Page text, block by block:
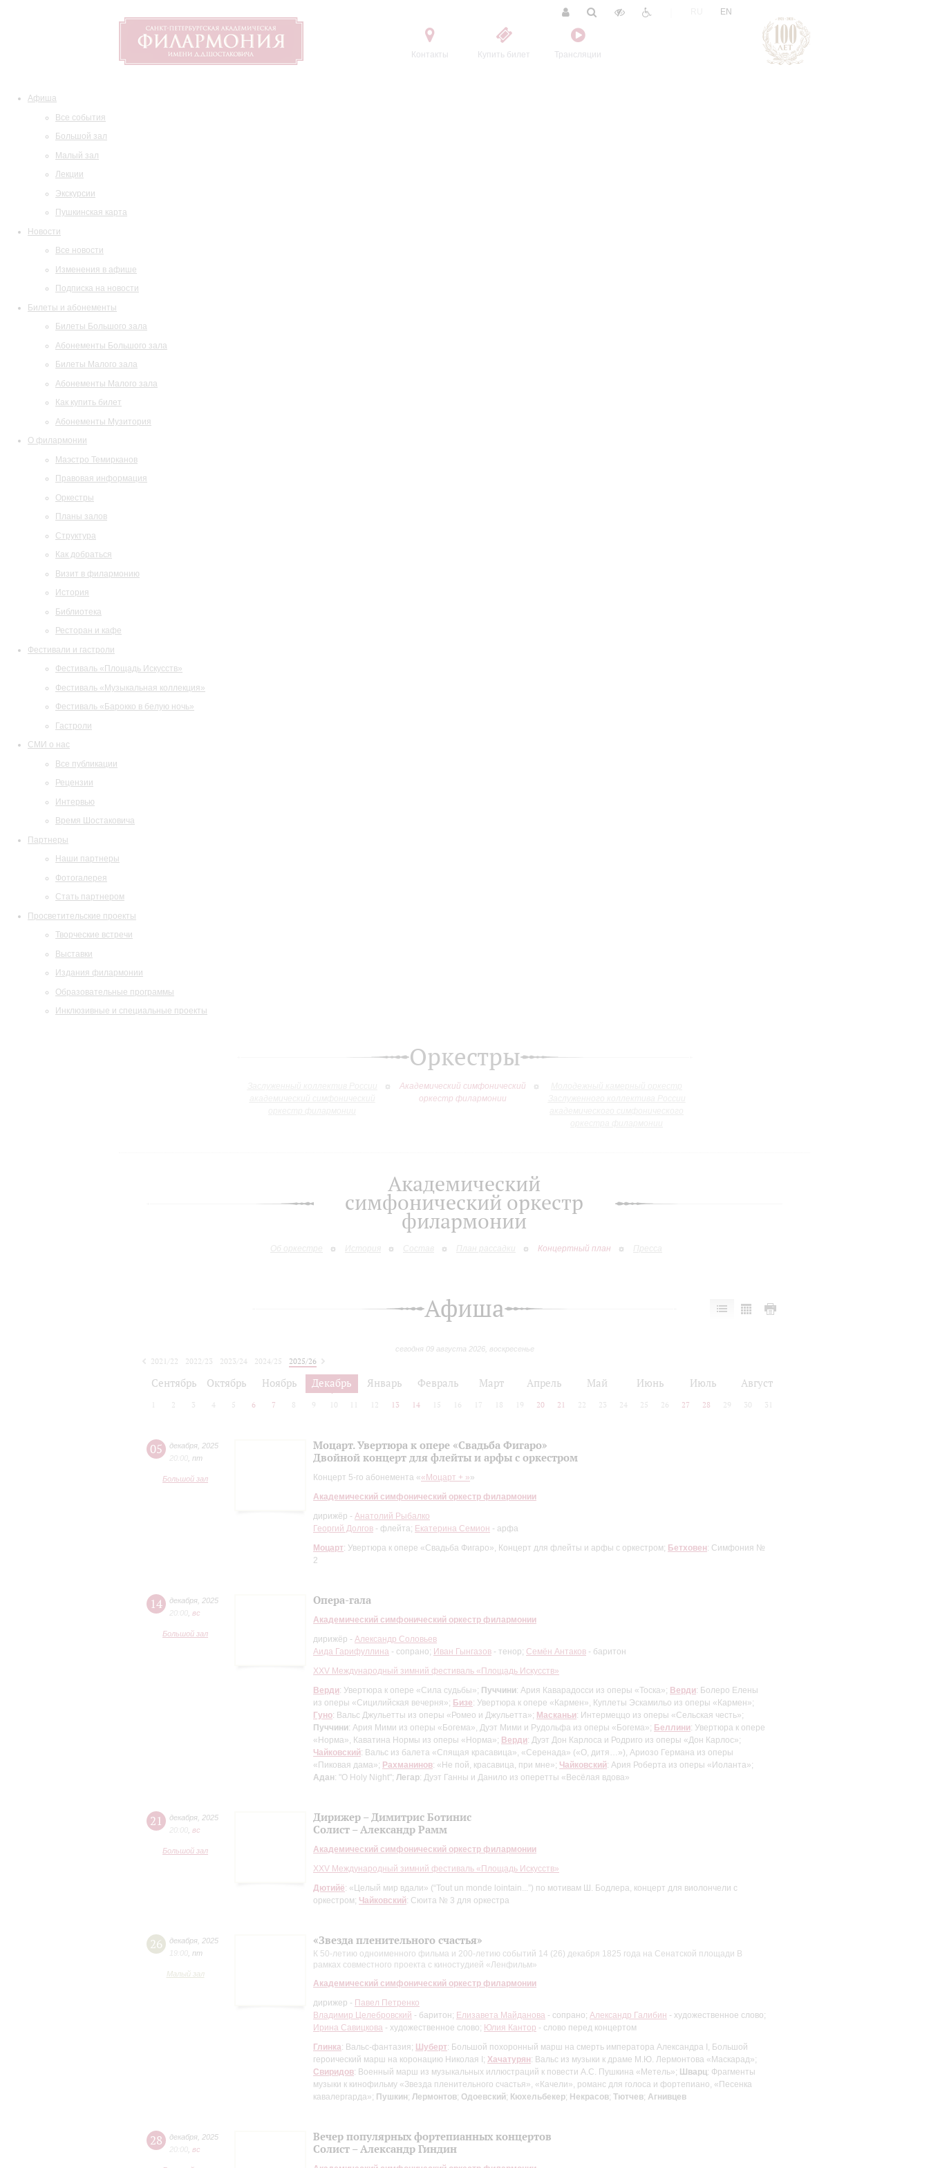
Контакты Купить билет Трансляции
EN
Афиша
Все события
Большой зал
Малый зал
Лекции
Экскурсии
Пушкинская карта
Новости
Все новости
Изменения в афише
Подписка на новости
Билеты и абонементы
Билеты Большого зала
Абонементы Большого зала
Билеты Малого зала
Абонементы Малого зала
Как купить билет
Абонементы Музитория
О филармонии
Маэстро Темирканов
Правовая информация
Оркестры
Планы залов
Структура
Как добраться
Визит в филармонию
История
Библиотека
Ресторан и кафе
Фестивали и гастроли
Фестиваль «Площадь Искусств»
Фестиваль «Музыкальная коллекция»
Фестиваль «Барокко в белую ночь»
Гастроли
СМИ о нас
Все публикации
Рецензии
Интервью
Время Шостаковича
Партнеры
Наши партнеры
Фотогалерея
Стать партнером
Просветительские проекты
Творческие встречи
Выставки
Издания филармонии
Образовательные программы
Инклюзивные и специальные проекты
Оркестры
Академический симфонический
оркестр филармонии
Академический
симфонический оркестр
филармонии
Об оркестре История Состав План рассадки Концертный план Пресса
Афиша
сегодня 09 августа 2026, воскресенье
2021/22 2022/23 2023/24 2024/25
2025/26
Сентябрь Октябрь Ноябрь Декабрь Январь Февраль Март Апрель Май Июнь Июль Август
2 3 4 5 6 7 8 9 10 12 13 14 15 16 17 18 19 20 21 22 23 24 25 26 27 28 29 30 31
05 декабря 2025
20:00 пт
Большой зал
Моцарт. Увертюра к опере «Свадьба Фигаро»
Двойной концерт для флейты и арфы с оркестром
Концерт 5-го абонемента ««Моцарт + »»
Академический симфонический оркестр филармонии
дирижёр - Анатолий Рыбалко
Георгий Долгов - флейта; Екатерина Семион - арфа
Моцарт: Увертюра к опере «Свадьба Фигаро», Концерт для флейты и арфы с оркестром; Бетховен: Симфония №
2
14 декабря 2025
20:00 вc
Большой зал
Опера-гала
Академический симфонический оркестр филармонии
дирижёр - Александр Соловьев
Аида Гарифуллина - сопрано; Иван Гынгазов - тенор; Семён Антаков - баритон
XXV Международный зимний фестиваль «Площадь Искусств»
Верди: Увертюра к опере «Сила судьбы»; Пуччини: Ария Каварадосси из оперы «Тоска»; Верди: Болеро Елены
из оперы «Сицилийская вечерня»; Бизе: Увертюра к опере «Кармен», Куплеты Эскамильо из оперы «Кармен»;
Гуно: Вальс Джульетты из оперы «Ромео и Джульетта»; Масканьи: Интермеццо из оперы «Сельская честь»;
Пуччини: Ария Мими из оперы «Богема», Дуэт Мими и Рудольфа из оперы «Богема»; Беллини: Увертюра к опере
«Норма», Каватина Нормы из оперы «Норма»; Верди: Дуэт Дон Карлоса и Родриго из оперы «Дон Карлос»;
Чайковский: Вальс из балета «Спящая красавица», «Серенада» («О, дитя…»), Ариозо Германа из оперы
«Пиковая дама»; Рахманинов: «Не пой, красавица, при мне»; Чайковский: Ария Роберта из оперы «Иоланта»;
Адан: "O Holy Night"; Легар: Дуэт Ганны и Данило из оперетты «Весёлая вдова»
21 декабря 2025
20:00 вc
Большой зал
Дирижер – Димитрис Ботинис
Солист – Александр Рамм
Академический симфонический оркестр филармонии
XXV Международный зимний фестиваль «Площадь Искусств»
Дютийё: «Целый мир вдали» (“Tout un monde lointain...”) по мотивам Ш. Бодлера, концерт для виолончели с
оркестром; Чайковский: Сюита № 3 для оркестра
26 декабря 2025
19:00 пт
Малый зал
«Звезда пленительного счастья»
К 50-летию одноименного фильма и 200-летию событий 14 (26) декабря 1825 года на Сенатской площади В
рамках совместного проекта с киностудией «Ленфильм»
Академический симфонический оркестр филармонии
дирижер - Павел Петренко
Владимир Целебровский - баритон; Елизавета Майданова - сопрано; Александр Галибин - художественное слово;
Ирина Савицкова - художественное слово; Юлия Кантор - слово перед концертом
Глинка: Вальс-фантазия; Шуберт: Большой похоронный марш на смерть императора Александра I, Большой
героический марш на коронацию Николая I; Хачатурян: Вальс из музыки к драме М.Ю. Лермонтова «Маскарад»;
Свиридов: Военный марш из музыкальных иллюстраций к повести А.С. Пушкина «Метель»; Шварц: Фрагменты
музыки к кинофильму «Звезда пленительного счастья», «Качели», романс для голоса и фортепиано, «Песенка
кавалергарда»; Пушкин; Лермонтов; Одоевский; Кюхельбекер; Некрасов; Тютчев; Агнивцев
28 декабря 2025
20:00 вc
Вечер популярных фортепианных концертов
Солист – Александр Гиндин